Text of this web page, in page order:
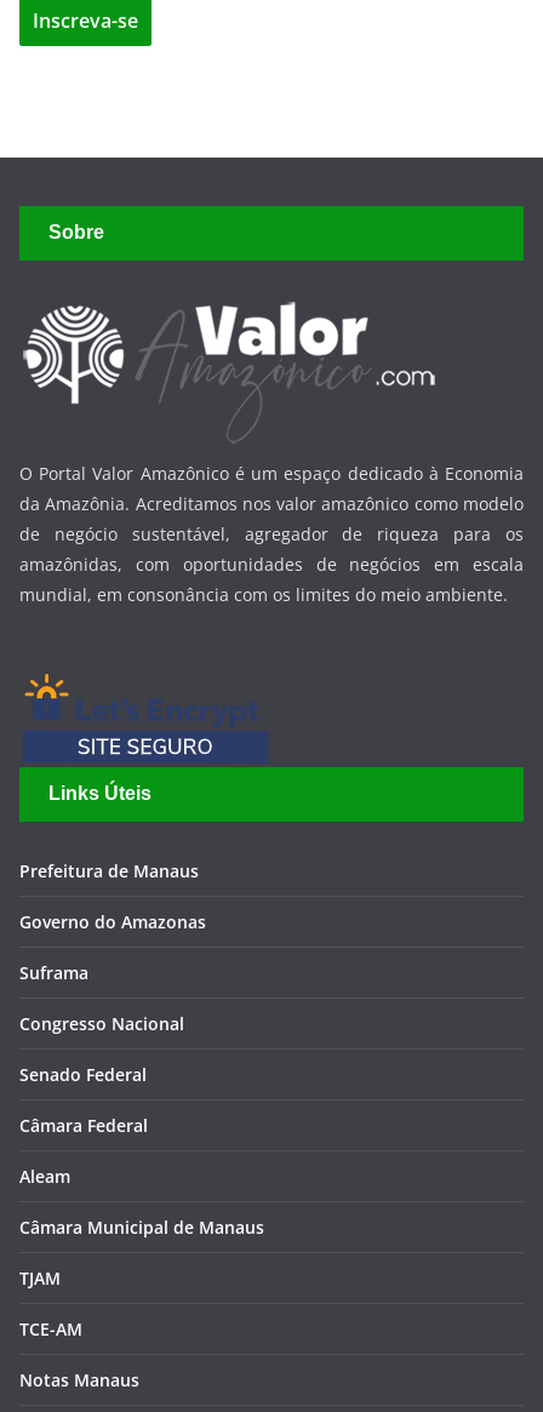
Sobre
O Portal Valor Amazônico é um espaço dedicado à Economia
da Amazônia. Acreditamos nos valor amazônico como modelo
de negócio sustentável, agregador de riqueza para os
amazônidas, com oportunidades de negócios em escala
mundial, em consonância com os limites do meio ambiente.
Links Úteis
Prefeitura de Manaus
Governo do Amazonas
Suframa
Congresso Nacional
Senado Federal
Câmara Federal
Aleam
Câmara Municipal de Manaus
TJAM
TCE-AM
Notas Manaus